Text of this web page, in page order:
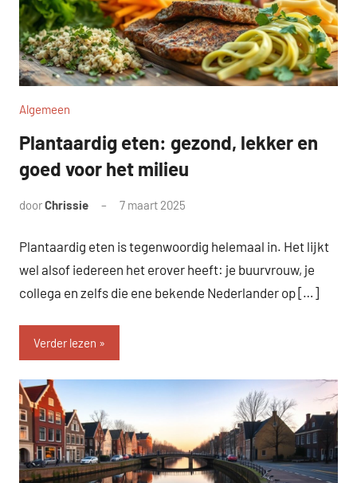
Algemeen
Plantaardig eten: gezond, lekker en
goed voor het milieu
doorChrissie 7 maart 2025
Plantaardig eten is tegenwoordig helemaal in. Het lijkt
wel alsof iedereen het erover heeft: je buurvrouw, je
collega en zelfs die ene bekende Nederlander op […]
Verder lezen